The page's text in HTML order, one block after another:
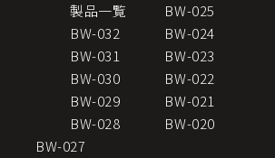
製品一覧
BW-032
BW-031
BW-030
BW-029
BW-028
BW-027
BW-025
BW-024
BW-023
BW-022
BW-021
BW-020